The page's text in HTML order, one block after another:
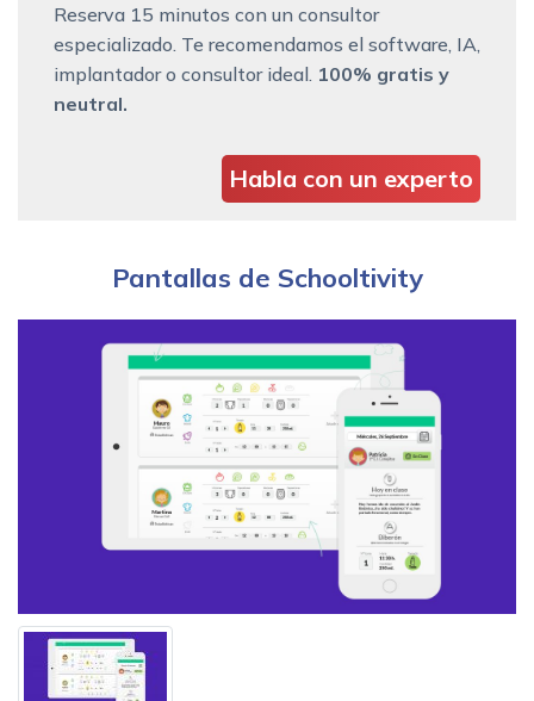
Reserva 15 minutos con un consultor
especializado. Te recomendamos el software, IA,
implantador o consultor ideal. 100% gratis y
neutral.
Habla con un experto
Pantallas de Schooltivity